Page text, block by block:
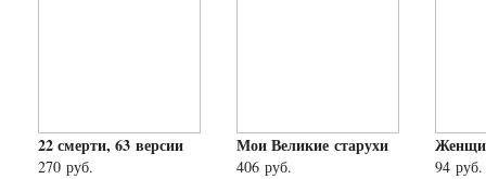
22 смерти, 63 версии
270 руб.
Мои Великие старухи
406 руб. 94 руб.